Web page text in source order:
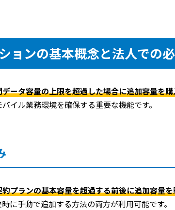
ョンの基本概念と法人での
データ容量の上限を超過した場合に追加容量を
イル業務環境を確保する重要な機能です。
約プランの基本容量を超過する前後に追加容量
に手動で追加する方法の両方が利用可能です。